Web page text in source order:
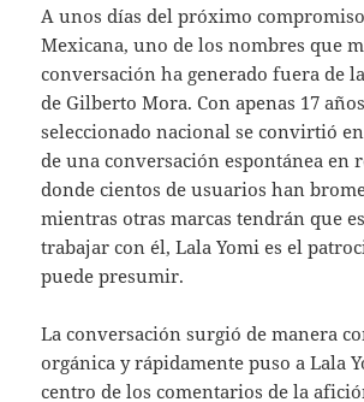
A unos días del próximo
Mexicana, uno de los nombres que
conversación ha generado fuera de
de Gilberto Mora. Con apenas 17
seleccionado nacional se convirtió
de una conversación espontánea en
donde cientos de usuarios han
mientras otras marcas tendrán que
trabajar con él, Lala Yomi es el
puede presumir.
La conversación surgió de manera
orgánica y rápidamente puso a Lala
centro de los comentarios de la